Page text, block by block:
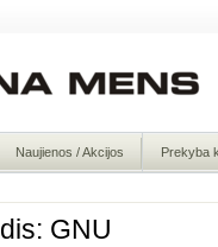
Naujienos / Akcijos Prekyba
GNU